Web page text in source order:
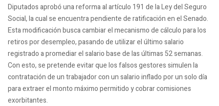
Diputados aprobó una reforma al artículo 191 de la Ley del Seguro
Social, la cual se encuentra pendiente de ratificación en el Senado.
Esta modificación busca cambiar el mecanismo de cálculo para los
retiros por desempleo, pasando de utilizar el último salario
registrado a promediar el salario base de las últimas 52 semanas.
Con esto, se pretende evitar que los falsos gestores simulen la
contratación de un trabajador con un salario inflado por un solo día
para extraer el monto máximo permitido y cobrar comisiones
exorbitantes.